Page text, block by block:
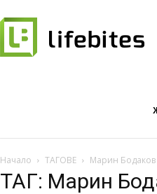
за
Начало ТАГОВЕ Марин Бодаков
ТАГ: Марин